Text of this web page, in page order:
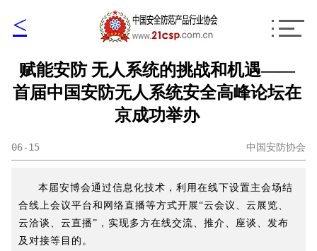
<
赋能安防 无人系统的挑战和机遇——
首届中国安防无人系统安全高峰论坛在
京成功举办
06-15 中国安防协会
本届安博会通过信息化技术，利用在线下设置主会场结
合线上会议平台和网络直播等方式开展“云会议、云展览、
云洽谈、云直播”，实现多方在线交流、推介、座谈、发布
及对接等目的。